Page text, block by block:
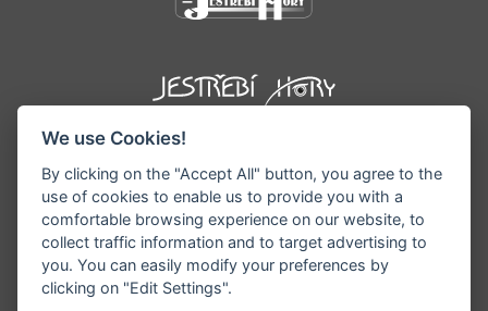
©1996 - 2026 Všechna práva vyhrazena serveru
We use Cookies!
By clicking on the "Accept All" button, you agree to the
use of cookies to enable us to provide you with a
comfortable browsing experience on our website, to
collect traffic information and to target advertising to
you. You can easily modify your preferences by
clicking on "Edit Settings".